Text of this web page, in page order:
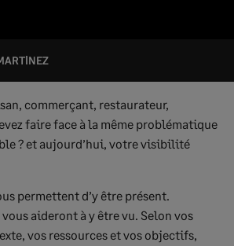
commerçant, restaurateur,
faire face à la même problématique
? et aujourd’hui, votre visibilité
permettent d’y être présent.
aideront à y être vu. Selon vos
vos ressources et vos objectifs,